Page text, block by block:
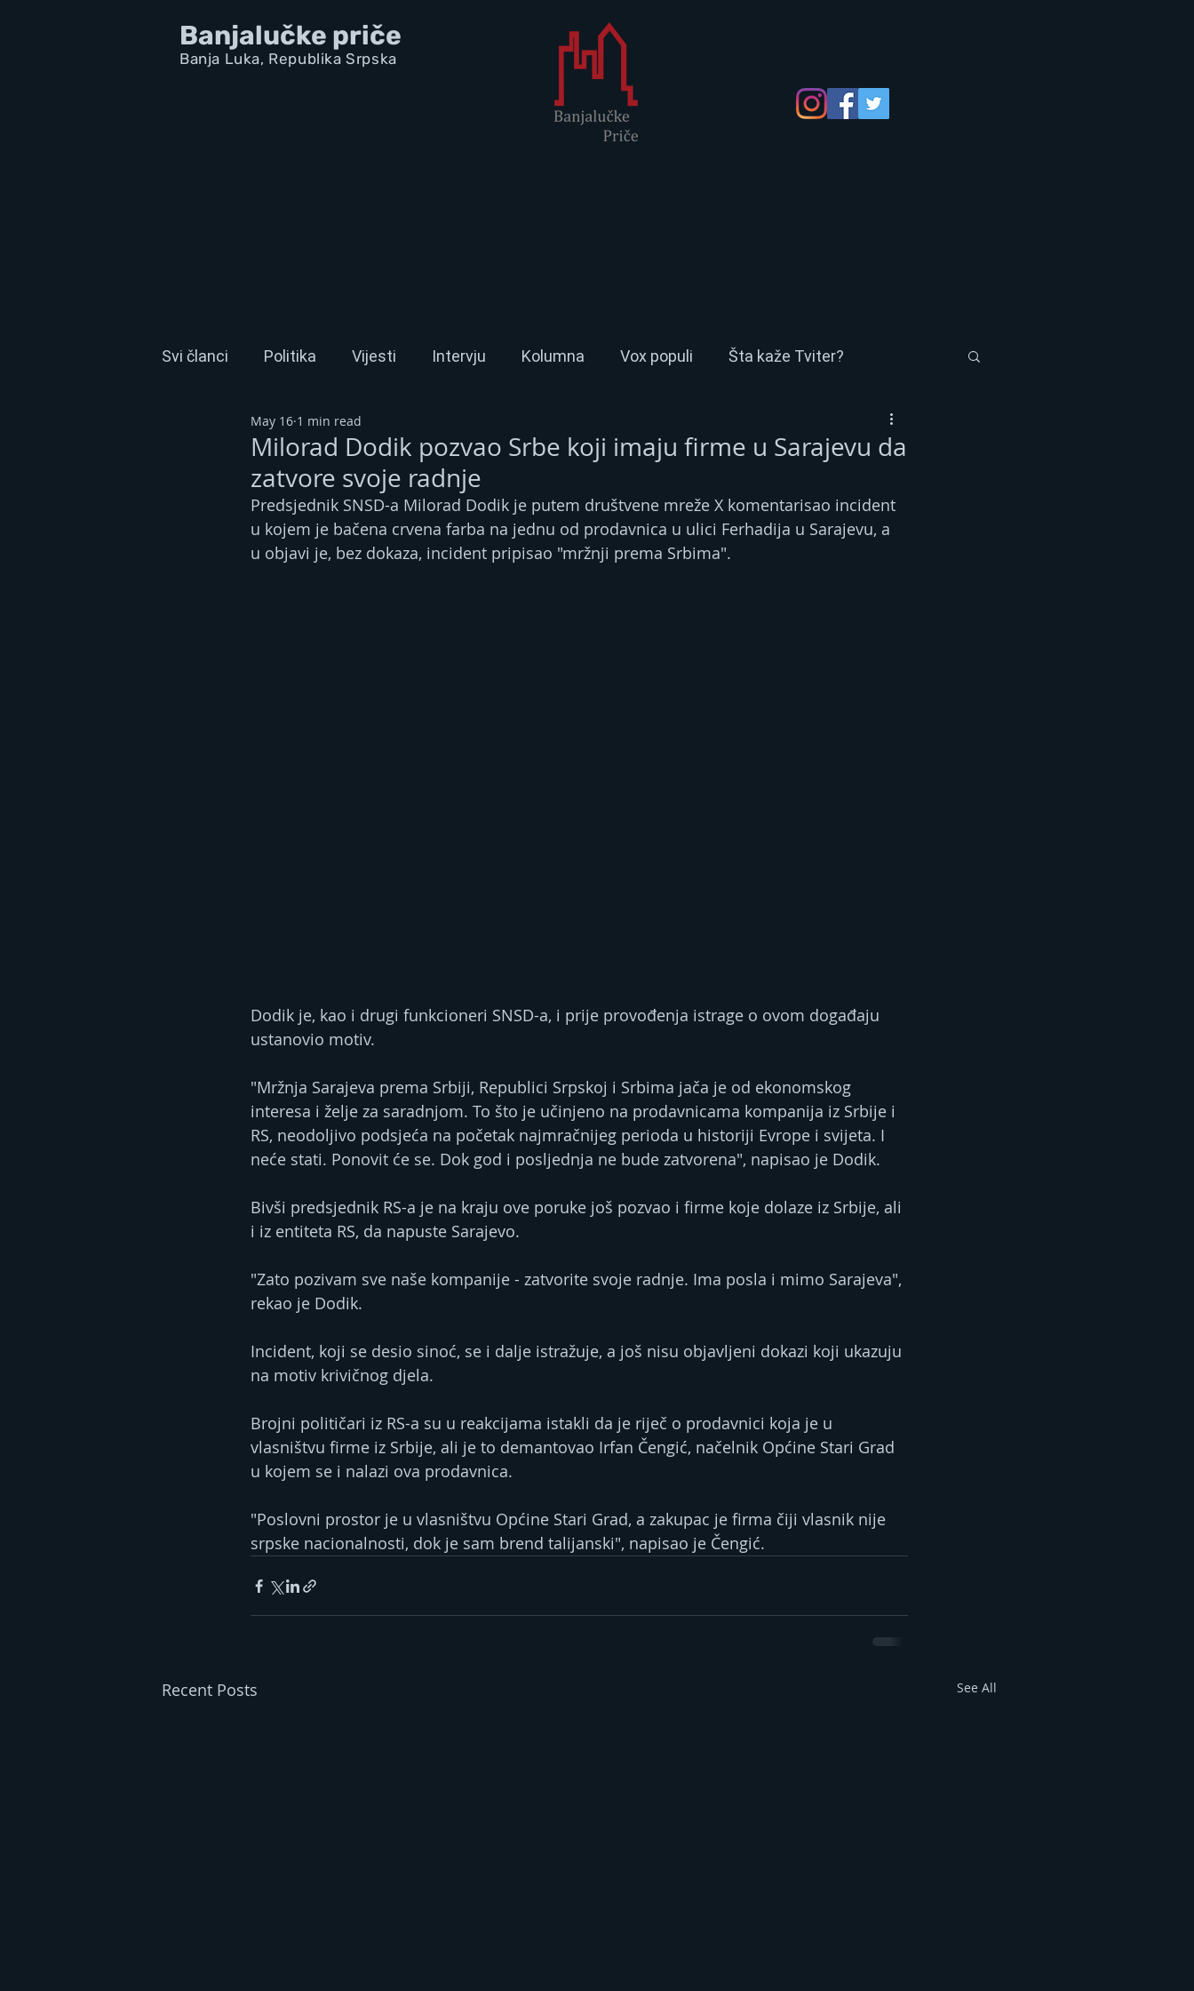
Banjalučke priče
Banja Luka, Republika Srpska
Svi članci Politika Vijesti Intervju Kolumna Vox populi Šta kaže Tviter?
Milorad Dodik pozvao Srbe koji imaju firme u Sarajevu da
zatvore svoje radnje
May 16 1 min read
Predsjednik SNSD-a Milorad Dodik je putem društvene mreže X komentarisao incident
u kojem je bačena crvena farba na jednu od prodavnica u ulici Ferhadija u Sarajevu, a
u objavi je, bez dokaza, incident pripisao "mržnji prema Srbima".
Dodik je, kao i drugi funkcioneri SNSD-a, i prije provođenja istrage o ovom događaju
ustanovio motiv.
"Mržnja Sarajeva prema Srbiji, Republici Srpskoj i Srbima jača je od ekonomskog
interesa i želje za saradnjom. To što je učinjeno na prodavnicama kompanija iz Srbije i
RS, neodoljivo podsjeća na početak najmračnijeg perioda u historiji Evrope i svijeta. I
neće stati. Ponovit će se. Dok god i posljednja ne bude zatvorena", napisao je Dodik.
Bivši predsjednik RS-a je na kraju ove poruke još pozvao i firme koje dolaze iz Srbije, ali
i iz entiteta RS, da napuste Sarajevo.
"Zato pozivam sve naše kompanije - zatvorite svoje radnje. Ima posla i mimo Sarajeva",
rekao je Dodik.
Incident, koji se desio sinoć, se i dalje istražuje, a još nisu objavljeni dokazi koji ukazuju
na motiv krivičnog djela.
Brojni političari iz RS-a su u reakcijama istakli da je riječ o prodavnici koja je u
vlasništvu firme iz Srbije, ali je to demantovao Irfan Čengić, načelnik Općine Stari Grad
u kojem se i nalazi ova prodavnica.
"Poslovni prostor je u vlasništvu Općine Stari Grad, a zakupac je firma čiji vlasnik nije
srpske nacionalnosti, dok je sam brend talijanski", napisao je Čengić.
Recent Posts See All